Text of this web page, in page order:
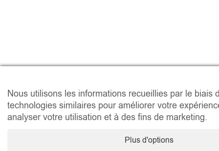
Nous utilisons les informations recueillies par le biais
technologies similaires pour améliorer votre
analyser votre utilisation et à des fins de marketing.
Plus d'options